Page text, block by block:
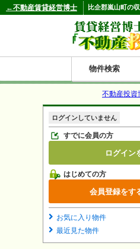
比企郡嵐山町の
物件検索
北
海
道
東
北
青
秋
岩
宮
山
福
関
東
東
埼
神千
茨
栃
群
信
州・
北
新
富
石
福
長
山
東
海
静
愛
岐
三
関
西
大
兵
京
滋
奈
和
中
国・
四
鳥
岡
島
広
山
香
徳
愛
高
九
州
福
佐
長
熊
大
宮
鹿沖
←不動産賃貸経営博士
不動産投資
ログインしていません
すでに会員の方
ログイン
はじめての方
会員登録をす
お気に入り物件
最近見た物件